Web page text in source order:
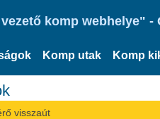
komp webhelye" -
Komp utak Komp
visszaút